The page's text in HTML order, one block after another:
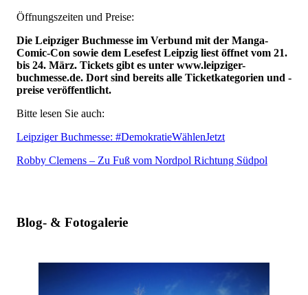
Öffnungszeiten und Preise:
Die Leipziger Buchmesse im Verbund mit der Manga-
Comic-Con sowie dem Lesefest Leipzig liest öffnet vom 21.
bis 24. März. Tickets gibt es unter www.leipziger-
buchmesse.de. Dort sind bereits alle Ticketkategorien und -
preise veröffentlicht.
Bitte lesen Sie auch:
Leipziger Buchmesse: #DemokratieWählenJetzt
Robby Clemens – Zu Fuß vom Nordpol Richtung Südpol
Blog- & Fotogalerie